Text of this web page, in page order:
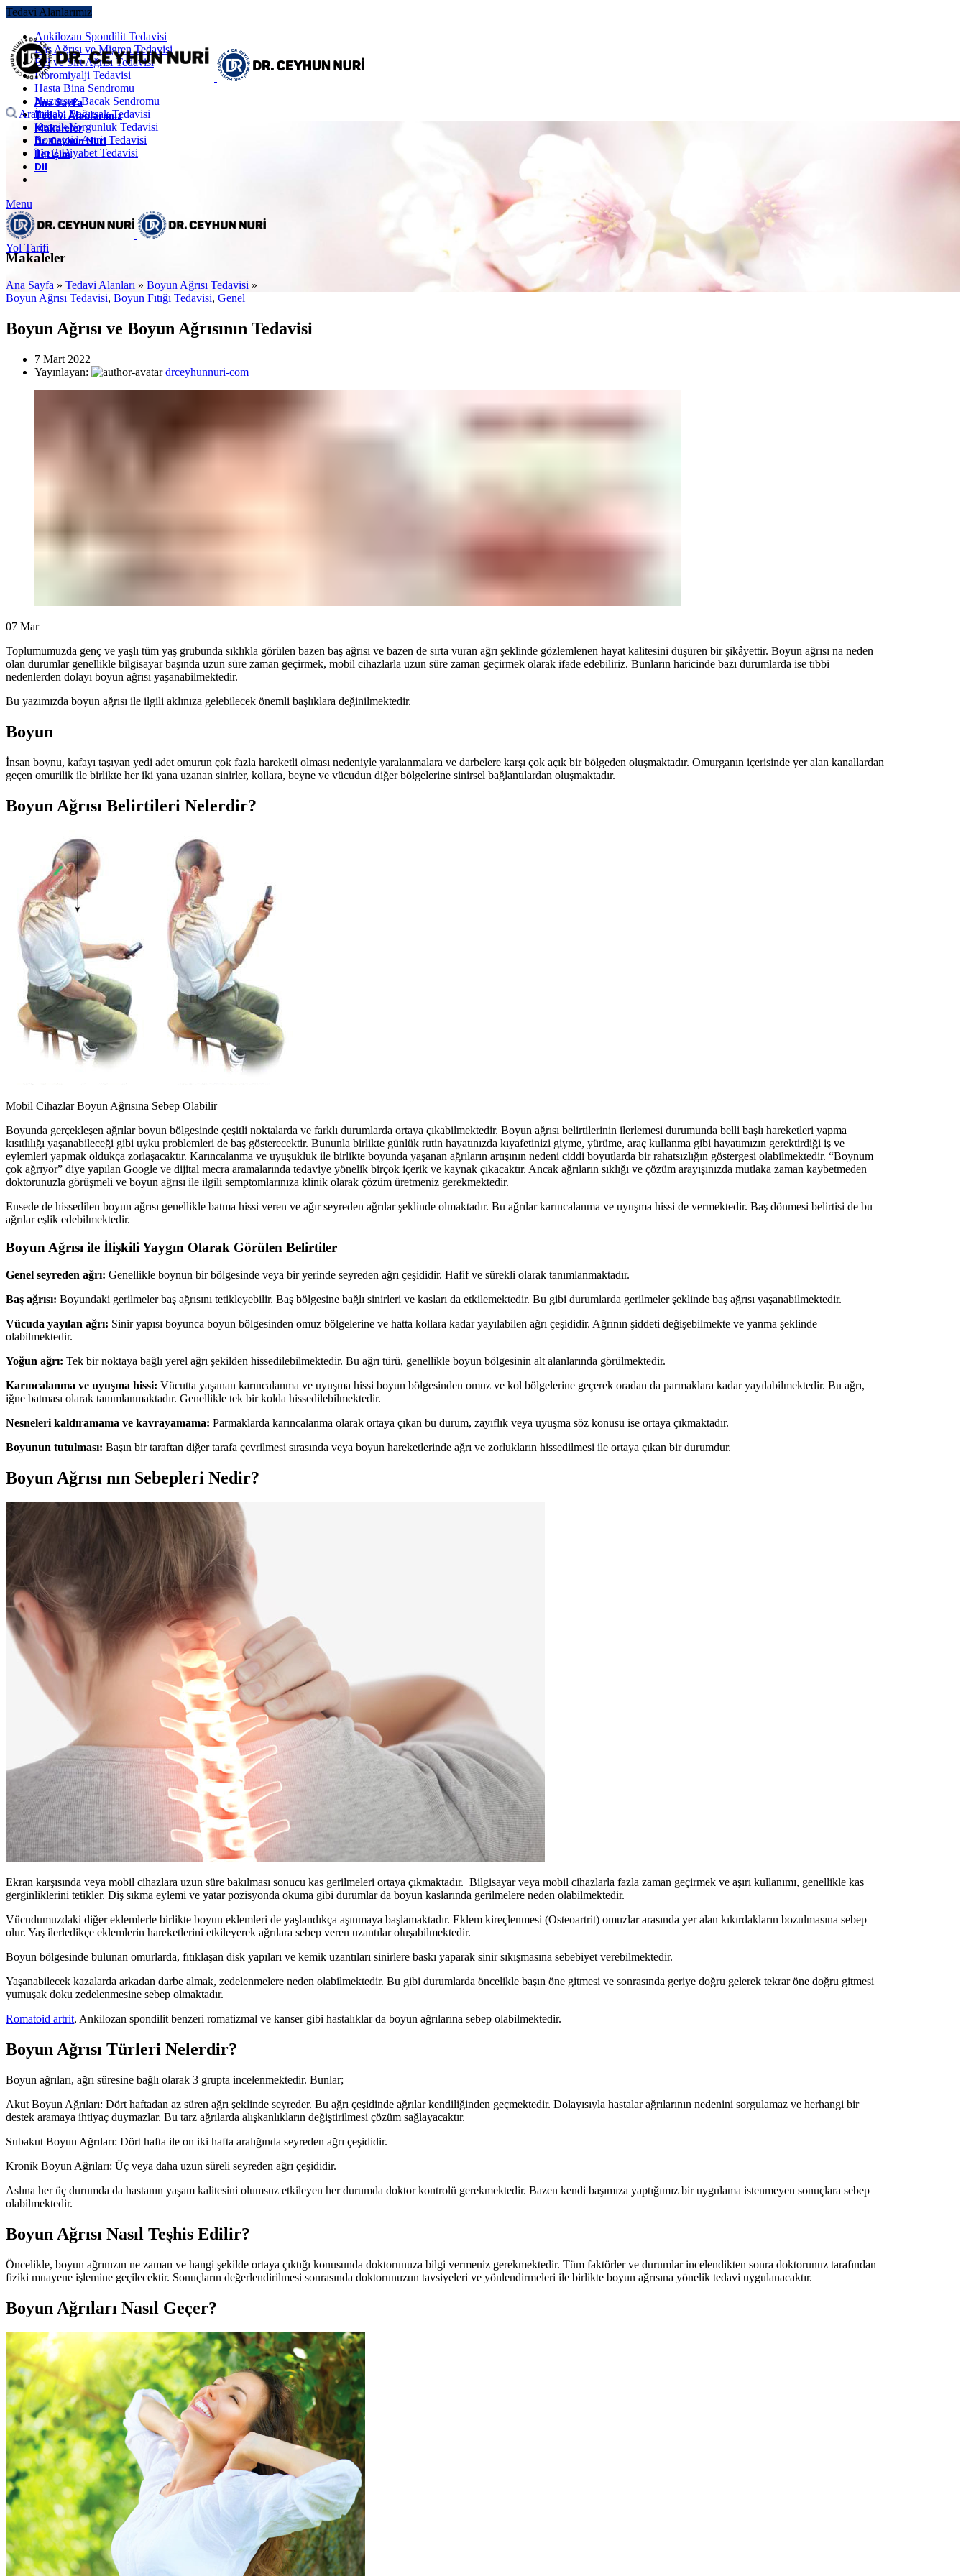
Tedavi Alanlarımız
Ankilozan Spondilit Tedavisi
Baş Ağrısı ve Migren Tedavisi
Bel ve Sırt Ağrısı Tedavisi
Fibromiyalji Tedavisi
Hasta Bina Sendromu
Huzursuz Bacak Sendromu
İltihabi Bağırsak Tedavisi
Kronik Yorgunluk Tedavisi
Romatoid Artrit Tedavisi
Tip 2 Diyabet Tedavisi
Ana Sayfa
Tedavi Alanlarımız
Makaleler
Dr. Ceyhun Nuri
İletişim
Dil
Menu
Yol Tarifi
Arama
Makaleler
Ana Sayfa » Tedavi Alanları » Boyun Ağrısı Tedavisi »
Boyun Ağrısı Tedavisi, Boyun Fıtığı Tedavisi, Genel
Boyun Ağrısı ve Boyun Ağrısının Tedavisi
7 Mart 2022
Yayınlayan:
drceyhunnuri-com
07 Mar
Toplumumuzda genç ve yaşlı tüm yaş grubunda sıklıkla görülen bazen baş ağrısı ve bazen de sırta vuran ağrı şeklinde gözlemlenen hayat kalitesini düşüren bir şikâyettir. Boyun ağrısı na neden
olan durumlar genellikle bilgisayar başında uzun süre zaman geçirmek, mobil cihazlarla uzun süre zaman geçirmek olarak ifade edebiliriz. Bunların haricinde bazı durumlarda ise tıbbi
nedenlerden dolayı boyun ağrısı yaşanabilmektedir.
Bu yazımızda boyun ağrısı ile ilgili aklınıza gelebilecek önemli başlıklara değinilmektedir.
Boyun
İnsan boynu, kafayı taşıyan yedi adet omurun çok fazla hareketli olması nedeniyle yaralanmalara ve darbelere karşı çok açık bir bölgeden oluşmaktadır. Omurganın içerisinde yer alan kanallardan
geçen omurilik ile birlikte her iki yana uzanan sinirler, kollara, beyne ve vücudun diğer bölgelerine sinirsel bağlantılardan oluşmaktadır.
Boyun Ağrısı Belirtileri Nelerdir?
Mobil Cihazlar Boyun Ağrısına Sebep Olabilir
Boyunda gerçekleşen ağrılar boyun bölgesinde çeşitli noktalarda ve farklı durumlarda ortaya çıkabilmektedir. Boyun ağrısı belirtilerinin ilerlemesi durumunda belli başlı hareketleri yapma
kısıtlılığı yaşanabileceği gibi uyku problemleri de baş gösterecektir. Bununla birlikte günlük rutin hayatınızda kıyafetinizi giyme, yürüme, araç kullanma gibi hayatımızın gerektirdiği iş ve
eylemleri yapmak oldukça zorlaşacaktır. Karıncalanma ve uyuşukluk ile birlikte boyunda yaşanan ağrıların artışının nedeni ciddi boyutlarda bir rahatsızlığın göstergesi olabilmektedir. “Boynum
çok ağrıyor” diye yapılan Google ve dijital mecra aramalarında tedaviye yönelik birçok içerik ve kaynak çıkacaktır. Ancak ağrıların sıklığı ve çözüm arayışınızda mutlaka zaman kaybetmeden
doktorunuzla görüşmeli ve boyun ağrısı ile ilgili semptomlarınıza klinik olarak çözüm üretmeniz gerekmektedir.
Ensede de hissedilen boyun ağrısı genellikle batma hissi veren ve ağır seyreden ağrılar şeklinde olmaktadır. Bu ağrılar karıncalanma ve uyuşma hissi de vermektedir. Baş dönmesi belirtisi de bu
ağrılar eşlik edebilmektedir.
Boyun Ağrısı ile İlişkili Yaygın Olarak Görülen Belirtiler
Genel seyreden ağrı: Genellikle boynun bir bölgesinde veya bir yerinde seyreden ağrı çeşididir. Hafif ve sürekli olarak tanımlanmaktadır.
Baş ağrısı: Boyundaki gerilmeler baş ağrısını tetikleyebilir. Baş bölgesine bağlı sinirleri ve kasları da etkilemektedir. Bu gibi durumlarda gerilmeler şeklinde baş ağrısı yaşanabilmektedir.
Vücuda yayılan ağrı: Sinir yapısı boyunca boyun bölgesinden omuz bölgelerine ve hatta kollara kadar yayılabilen ağrı çeşididir. Ağrının şiddeti değişebilmekte ve yanma şeklinde
olabilmektedir.
Yoğun ağrı: Tek bir noktaya bağlı yerel ağrı şekilden hissedilebilmektedir. Bu ağrı türü, genellikle boyun bölgesinin alt alanlarında görülmektedir.
Karıncalanma ve uyuşma hissi: Vücutta yaşanan karıncalanma ve uyuşma hissi boyun bölgesinden omuz ve kol bölgelerine geçerek oradan da parmaklara kadar yayılabilmektedir. Bu ağrı,
iğne batması olarak tanımlanmaktadır. Genellikle tek bir kolda hissedilebilmektedir.
Nesneleri kaldıramama ve kavrayamama: Parmaklarda karıncalanma olarak ortaya çıkan bu durum, zayıflık veya uyuşma söz konusu ise ortaya çıkmaktadır.
Boyunun tutulması: Başın bir taraftan diğer tarafa çevrilmesi sırasında veya boyun hareketlerinde ağrı ve zorlukların hissedilmesi ile ortaya çıkan bir durumdur.
Boyun Ağrısı nın Sebepleri Nedir?
Ekran karşısında veya mobil cihazlara uzun süre bakılması sonucu kas gerilmeleri ortaya çıkmaktadır. Bilgisayar veya mobil cihazlarla fazla zaman geçirmek ve aşırı kullanımı, genellikle kas
gerginliklerini tetikler. Diş sıkma eylemi ve yatar pozisyonda okuma gibi durumlar da boyun kaslarında gerilmelere neden olabilmektedir.
Vücudumuzdaki diğer eklemlerle birlikte boyun eklemleri de yaşlandıkça aşınmaya başlamaktadır. Eklem kireçlenmesi (Osteoartrit) omuzlar arasında yer alan kıkırdakların bozulmasına sebep
olur. Yaş ilerledikçe eklemlerin hareketlerini etkileyerek ağrılara sebep veren uzantılar oluşabilmektedir.
Boyun bölgesinde bulunan omurlarda, fıtıklaşan disk yapıları ve kemik uzantıları sinirlere baskı yaparak sinir sıkışmasına sebebiyet verebilmektedir.
Yaşanabilecek kazalarda arkadan darbe almak, zedelenmelere neden olabilmektedir. Bu gibi durumlarda öncelikle başın öne gitmesi ve sonrasında geriye doğru gelerek tekrar öne doğru gitmesi
yumuşak doku zedelenmesine sebep olmaktadır.
Romatoid artrit, Ankilozan spondilit benzeri romatizmal ve kanser gibi hastalıklar da boyun ağrılarına sebep olabilmektedir.
Boyun Ağrısı Türleri Nelerdir?
Boyun ağrıları, ağrı süresine bağlı olarak 3 grupta incelenmektedir. Bunlar;
Akut Boyun Ağrıları: Dört haftadan az süren ağrı şeklinde seyreder. Bu ağrı çeşidinde ağrılar kendiliğinden geçmektedir. Dolayısıyla hastalar ağrılarının nedenini sorgulamaz ve herhangi bir
destek aramaya ihtiyaç duymazlar. Bu tarz ağrılarda alışkanlıkların değiştirilmesi çözüm sağlayacaktır.
Subakut Boyun Ağrıları: Dört hafta ile on iki hafta aralığında seyreden ağrı çeşididir.
Kronik Boyun Ağrıları: Üç veya daha uzun süreli seyreden ağrı çeşididir.
Aslına her üç durumda da hastanın yaşam kalitesini olumsuz etkileyen her durumda doktor kontrolü gerekmektedir. Bazen kendi başımıza yaptığımız bir uygulama istenmeyen sonuçlara sebep
olabilmektedir.
Boyun Ağrısı Nasıl Teşhis Edilir?
Öncelikle, boyun ağrınızın ne zaman ve hangi şekilde ortaya çıktığı konusunda doktorunuza bilgi vermeniz gerekmektedir. Tüm faktörler ve durumlar incelendikten sonra doktorunuz tarafından
fiziki muayene işlemine geçilecektir. Sonuçların değerlendirilmesi sonrasında doktorunuzun tavsiyeleri ve yönlendirmeleri ile birlikte boyun ağrısına yönelik tedavi uygulanacaktır.
Boyun Ağrıları Nasıl Geçer?